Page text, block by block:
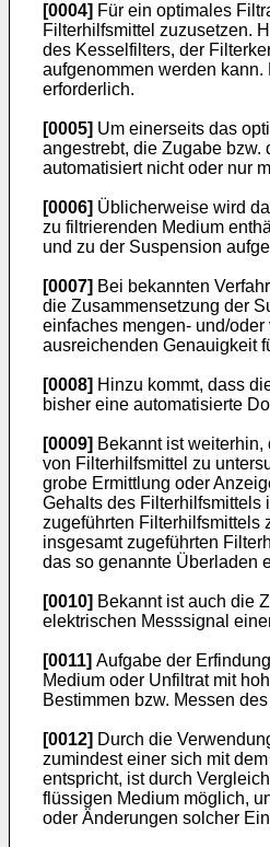
[0004] Für ein optimales
Filterhilfsmittel zuzusetzen.
des Kesselfilters, der
aufgenommen werden
erforderlich.
[0005] Um einerseits das
angestrebt, die Zugabe
automatisiert nicht oder nur
[0006] Üblicherweise wird
zu filtrierenden Medium
und zu der Suspension
[0007] Bei bekannten
die Zusammensetzung der
einfaches mengen- und/
ausreichenden Genauigkeit
[0008] Hinzu kommt, dass
bisher eine automatisierte
[0009] Bekannt ist
von Filterhilfsmittel zu
grobe Ermittlung oder
Gehalts des Filterhilfsmittels
zugeführten Filterhilfsmittels
insgesamt zugeführten
das so genannte Überladen
[0010] Bekannt ist auch die
elektrischen Messsignal
[0011] Aufgabe der
Medium oder Unfiltrat mit
Bestimmen bzw. Messen
[0012] Durch die
zumindest einer sich mit
entspricht, ist durch
flüssigen Medium möglich,
oder Änderungen solcher